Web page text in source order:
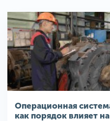
Операционная
как порядок влияет на